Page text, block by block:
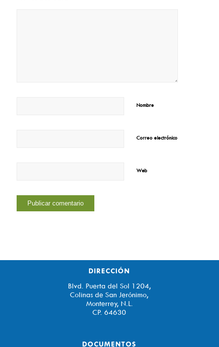
Nombre
Correo electrónico
Web
DIRECCIÓN
Blvd. Puerta del Sol 1204,
Colinas de San Jerónimo,
Monterrey, N.L.
CP. 64630
DOCUMENTOS